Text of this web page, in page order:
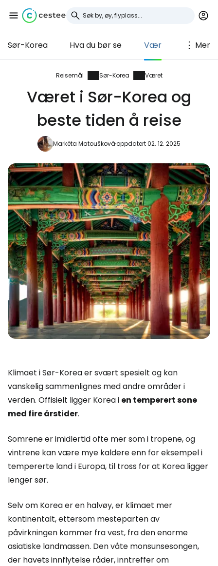
Sør-Korea Hva du bør se Vær Mer
Reisemål Sør-Korea Været
Været i Sør-Korea og
beste tiden å reise
Markéta Matouškováoppdatert 02. 12. 2025
Klimaet i Sør-Korea er svært spesielt og kan
vanskelig sammenlignes med andre områder i
verden. Offisielt ligger Korea i en temperert sone
med fire årstider.
Somrene er imidlertid ofte mer som i tropene, og
vintrene kan være mye kaldere enn for eksempel i
tempererte land i Europa, til tross for at Korea ligger
lenger sør.
Selv om Korea er en halvøy, er klimaet mer
kontinentalt, ettersom mesteparten av
påvirkningen kommer fra vest, fra den enorme
asiatiske landmassen. Den våte monsunsesongen,
der havets innflytelse råder, inntreffer om
Logg inn på Cestee
... det verdensomspennende
reisefellesskapet
Fortsett med Google
Fortsett med e-post